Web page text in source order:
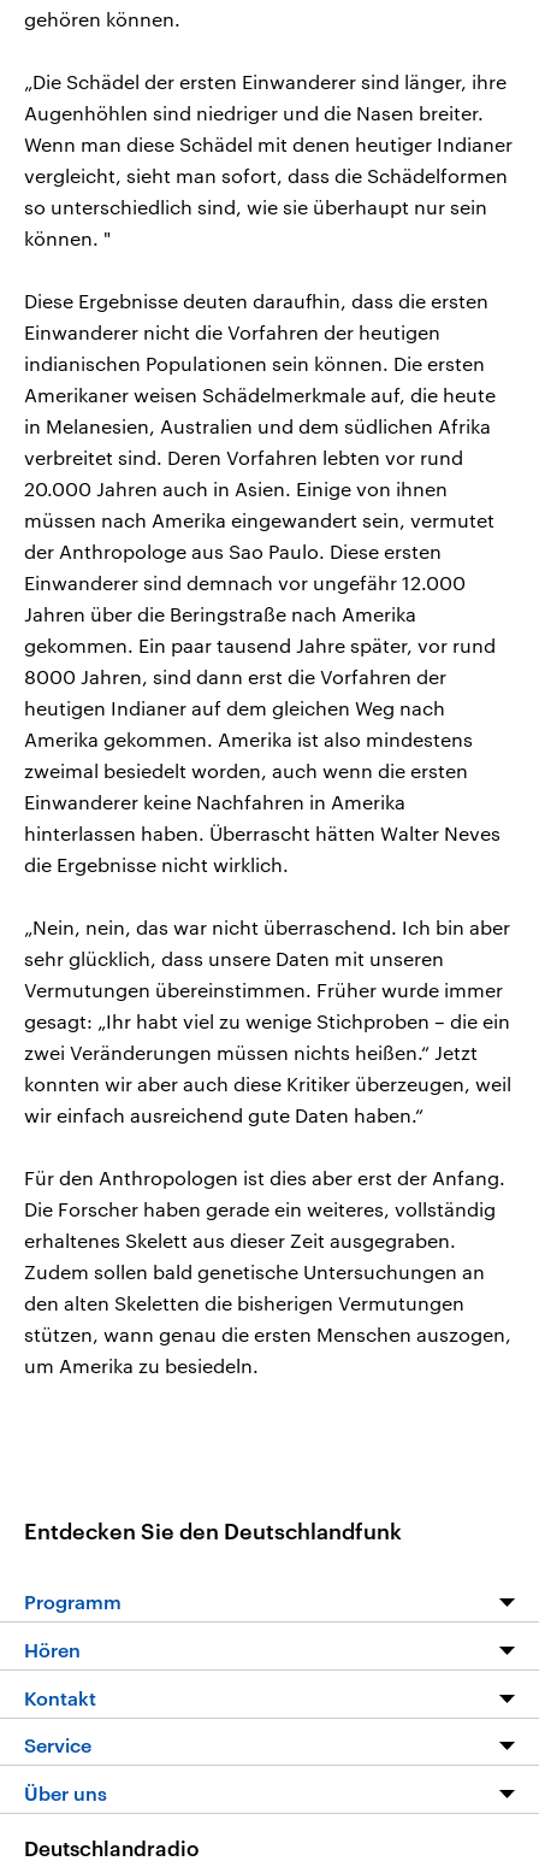
gehören können.
„Die Schädel der ersten Einwanderer sind länger, ihre
Augenhöhlen sind niedriger und die Nasen breiter.
Wenn man diese Schädel mit denen heutiger Indianer
vergleicht, sieht man sofort, dass die Schädelformen
so unterschiedlich sind, wie sie überhaupt nur sein
können. "
Diese Ergebnisse deuten daraufhin, dass die ersten
Einwanderer nicht die Vorfahren der heutigen
indianischen Populationen sein können. Die ersten
Amerikaner weisen Schädelmerkmale auf, die heute
in Melanesien, Australien und dem südlichen Afrika
verbreitet sind. Deren Vorfahren lebten vor rund
20.000 Jahren auch in Asien. Einige von ihnen
müssen nach Amerika eingewandert sein, vermutet
der Anthropologe aus Sao Paulo. Diese ersten
Einwanderer sind demnach vor ungefähr 12.000
Jahren über die Beringstraße nach Amerika
gekommen. Ein paar tausend Jahre später, vor rund
8000 Jahren, sind dann erst die Vorfahren der
heutigen Indianer auf dem gleichen Weg nach
Amerika gekommen. Amerika ist also mindestens
zweimal besiedelt worden, auch wenn die ersten
Einwanderer keine Nachfahren in Amerika
hinterlassen haben. Überrascht hätten Walter Neves
die Ergebnisse nicht wirklich.
„Nein, nein, das war nicht überraschend. Ich bin aber
sehr glücklich, dass unsere Daten mit unseren
Vermutungen übereinstimmen. Früher wurde immer
gesagt: „Ihr habt viel zu wenige Stichproben – die ein
zwei Veränderungen müssen nichts heißen.“ Jetzt
konnten wir aber auch diese Kritiker überzeugen, weil
wir einfach ausreichend gute Daten haben.“
Für den Anthropologen ist dies aber erst der Anfang.
Die Forscher haben gerade ein weiteres, vollständig
erhaltenes Skelett aus dieser Zeit ausgegraben.
Zudem sollen bald genetische Untersuchungen an
den alten Skeletten die bisherigen Vermutungen
stützen, wann genau die ersten Menschen auszogen,
um Amerika zu besiedeln.
Entdecken Sie den Deutschlandfunk
Programm
Die Nachrichten
Nachrichtenleicht
Neue Beiträge auf dlf.de
Hören
Livestream
Podcasts
Deutschlandfunk App
Nachrichten App
Kontakt
Hörerservice
Service
FAQ
Über uns
Deutschlandradio